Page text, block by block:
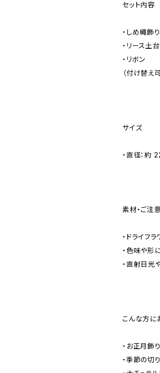
セット内容
・しめ縄飾り
・リース土台
・リボン
（付け替え
サイズ
・直径：約
素材・ご注意
・ドライフ
・色味や形
・直射日光
こんな方に
・お正月飾
・季節の切